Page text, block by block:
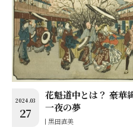
2024.03
27
花魁道中とは？ 豪華
一夜の夢
黒田直美